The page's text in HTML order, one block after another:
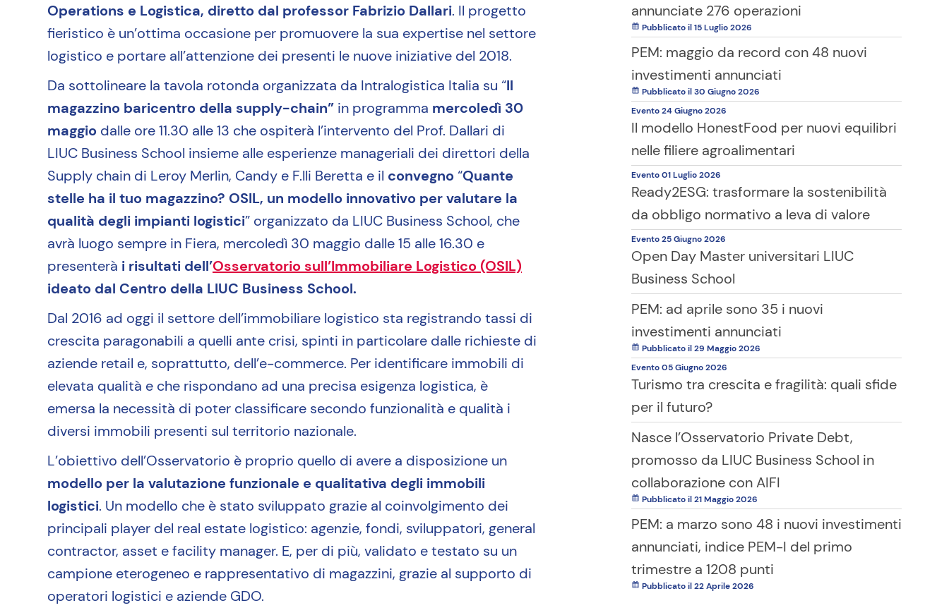
Operations e Logistica, diretto dal professor Fabrizio Dallari. Il progetto
fieristico è un’ottima occasione per promuovere la sua expertise nel settore
logistico e portare all’attenzione dei presenti le nuove iniziative del 2018.
Da sottolineare la tavola rotonda organizzata da Intralogistica Italia su “Il
magazzino baricentro della supply-chain” in programma mercoledì 30
maggio dalle ore 11.30 alle 13 che ospiterà l’intervento del Prof. Dallari di
LIUC Business School insieme alle esperienze manageriali dei direttori della
Supply chain di Leroy Merlin, Candy e F.lli Beretta e il convegno “Quante
stelle ha il tuo magazzino? OSIL, un modello innovativo per valutare la
qualità degli impianti logistici” organizzato da LIUC Business School, che
avrà luogo sempre in Fiera, mercoledì 30 maggio dalle 15 alle 16.30 e
presenterà i risultati dell’Osservatorio sull’Immobiliare Logistico (OSIL)
ideato dal Centro della LIUC Business School.
Dal 2016 ad oggi il settore dell’immobiliare logistico sta registrando tassi di
crescita paragonabili a quelli ante crisi, spinti in particolare dalle richieste di
aziende retail e, soprattutto, dell’e-commerce. Per identificare immobili di
elevata qualità e che rispondano ad una precisa esigenza logistica, è
emersa la necessità di poter classificare secondo funzionalità e qualità i
diversi immobili presenti sul territorio nazionale.
L’obiettivo dell’Osservatorio è proprio quello di avere a disposizione un
modello per la valutazione funzionale e qualitativa degli immobili
logistici. Un modello che è stato sviluppato grazie al coinvolgimento dei
principali player del real estate logistico: agenzie, fondi, sviluppatori, general
contractor, asset e facility manager. E, per di più, validato e testato su un
campione eterogeneo e rappresentativo di magazzini, grazie al supporto di
operatori logistici e aziende GDO.
annunciate 276 operazioni
Pubblicato il 15 Luglio 2026
PEM: maggio da record con 48 nuovi
investimenti annunciati
Pubblicato il 30 Giugno 2026
Evento 24 Giugno 2026
Il modello HonestFood per nuovi equilibri
nelle filiere agroalimentari
Evento 01 Luglio 2026
Ready2ESG: trasformare la sostenibilità
da obbligo normativo a leva di valore
Evento 25 Giugno 2026
Open Day Master universitari LIUC
Business School
PEM: ad aprile sono 35 i nuovi
investimenti annunciati
Pubblicato il 29 Maggio 2026
Evento 05 Giugno 2026
Turismo tra crescita e fragilità: quali sfide
per il futuro?
Nasce l’Osservatorio Private Debt,
promosso da LIUC Business School in
collaborazione con AIFI
Pubblicato il 21 Maggio 2026
PEM: a marzo sono 48 i nuovi investimenti
annunciati, indice PEM-I del primo
trimestre a 1208 punti
Pubblicato il 22 Aprile 2026